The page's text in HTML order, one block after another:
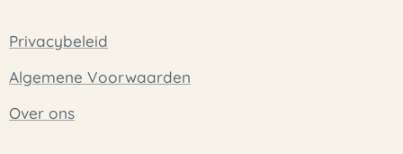
Privacybeleid
Algemene Voorwaarden
Over ons